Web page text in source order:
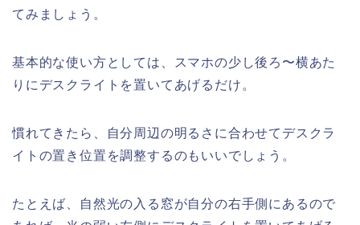
てみましょう。
基本的な使い方としては、スマホの少し後ろ〜横あた
りにデスクライトを置いてあげるだけ。
慣れてきたら、自分周辺の明るさに合わせてデスクラ
イトの置き位置を調整するのもいいでしょう。
たとえば、自然光の入る窓が自分の右手側にあるので